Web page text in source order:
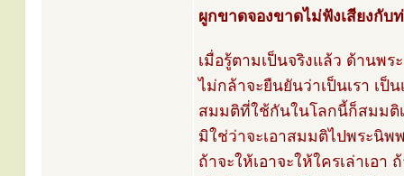
ผูกขาดจองขาดไม่ฟังเสียงกับ
เมื่อรู้ตามเป็นจริงแล้ว ด้านพ
ไม่กล้าจะยืนยันว่าเป็นเรา เ
สมมติที่ใช้กันในโลกนี้ก็สมมติ
มิใช่ว่าจะเอาสมมติไปพระนิ
ถ้าจะให้เอาจะให้ใครเล่าเอา